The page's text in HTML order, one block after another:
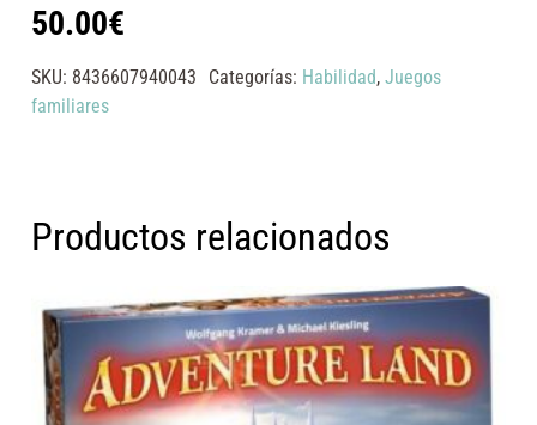
50.00€
SKU: 8436607940043 Categorías: Habilidad, Juegos
familiares
Productos relacionados